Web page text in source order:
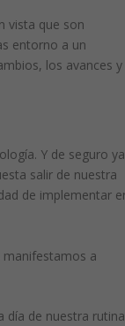
vista que son
entorno a un
los avances y
. Y de seguro ya
salir de nuestra
de implementar
manifestamos a
día de nuestra